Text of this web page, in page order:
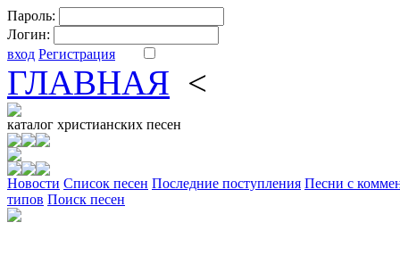
Пароль:
Логин:
вход Регистрация
ГЛАВНАЯ <
каталог христианских песен
Новости Cписок песен Последние поступления Песни с
типов Поиск песен